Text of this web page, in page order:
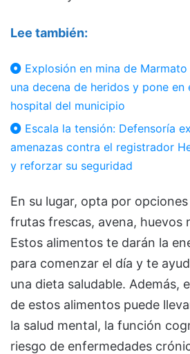
Lee también:
Explosión en mina de
una decena de heridos y pone en
hospital del municipio
Escala la tensión: Defensoría
amenazas contra el registrador
y reforzar su seguridad
En su lugar, opta por
frutas frescas, avena, huevos
Estos alimentos te darán la
para comenzar el día y te
una dieta saludable. Además,
de estos alimentos puede
la salud mental, la función
riesgo de enfermedades